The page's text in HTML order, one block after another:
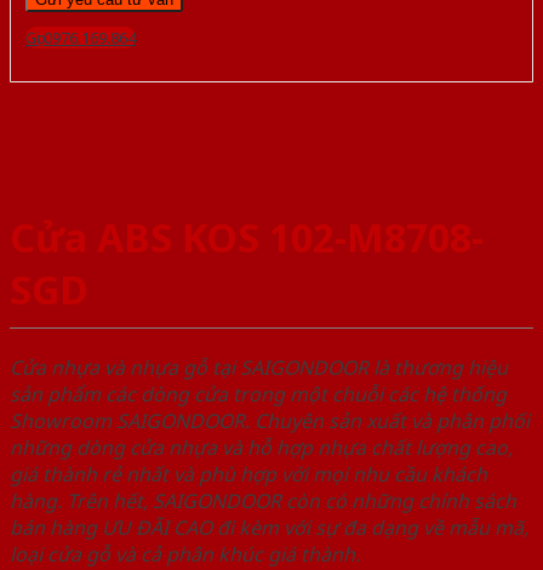
Gọi 0976.169.864
Cửa ABS KOS 102-M8708-
SGD
Cửa nhựa và nhựa gỗ tại SAIGONDOOR là thương hiệu
sản phẩm các dòng cửa trong một chuỗi các hệ thống
Showroom SAIGONDOOR. Chuyên sản xuất và phân phối
những dòng cửa nhựa và hỗ hợp nhựa chất lượng cao,
giá thành rẻ nhất và phù hợp với mọi nhu cầu khách
hàng. Trên hết, SAIGONDOOR còn có những chính sách
bán hàng ƯU ĐÃI CAO đi kèm với sự đa dạng về mẫu mã,
loại cửa gỗ và cả phân khúc giá thành.